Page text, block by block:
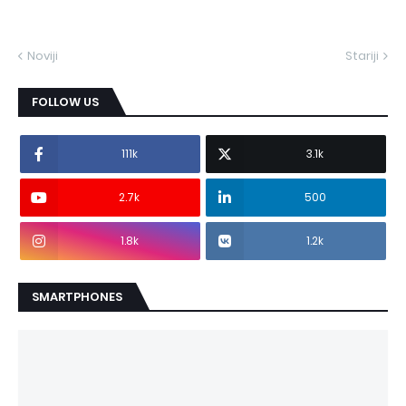
Noviji Stariji
FOLLOW US
111k 3.1k
2.7k 500
1.8k 1.2k
SMARTPHONES